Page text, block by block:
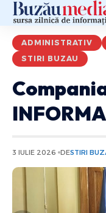
ADMINISTRATIV
STIRI BUZAU
3 IULIE 2026 DESTIRI